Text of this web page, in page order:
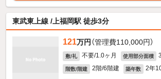
東武東上線 /上福岡駅 徒歩3分
121万円 （管理費110,000円）
敷/礼 不要/1.0ヶ月 使用部分面積
階数/階建 2階/6階建 築年数 2年